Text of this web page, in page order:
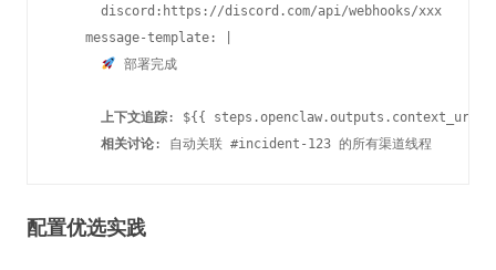
      discord:https://discord.com/api/webhooks/xxx
    message-template: |
部署完成
上下文追踪 : ${{ steps.openclaw.outputs.context_url
相关讨论
配置优选实践